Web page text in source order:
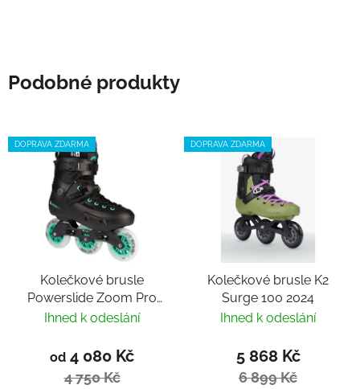
Podobné produkty
DOPRAVA ZDARMA
Kolečkové brusle
Powerslide Zoom Pro
100 Black Mint Trinity
Ihned k odeslání
od 4 080 Kč
4 750 Kč
DOPRAVA ZDARMA
Kolečkové brusle K2
Surge 100 2024
Ihned k odeslání
5 868 Kč
6 899 Kč